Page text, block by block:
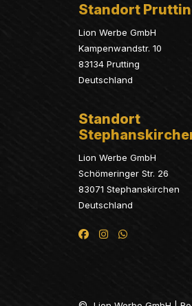
Standort
Lion Werbe GmbH
Kampenwandstr. 10
83134 Prutting
Deutschland
Standort
Lion Werbe GmbH
Schömeringer Str. 26
83071 Stephanskirchen
Deutschland